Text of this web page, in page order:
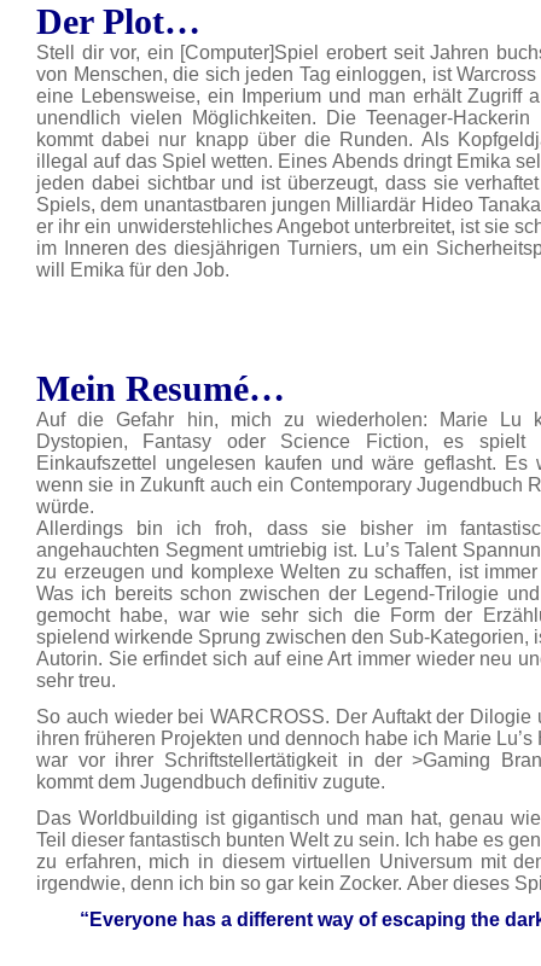
Der Plot…
Stell dir vor, ein [Computer]Spiel erobert seit Jahren
von Menschen, die sich jeden Tag einloggen, ist
eine Lebensweise, ein Imperium und man erhält Zugriff
unendlich vielen Möglichkeiten.
Die Teenager-
kommt dabei nur knapp über die Runden. Als
illegal auf das Spiel wetten. Eines Abends dringt Emika
jeden dabei sichtbar und ist überzeugt, dass sie
Spiels, dem unantastbaren jungen Milliardär Hideo
er ihr ein unwiderstehliches Angebot unterbreitet, ist sie
im Inneren des diesjährigen Turniers, um ein
will Emika für den Job.
Mein Resumé…
Auf die Gefahr hin, mich zu wiederholen: Marie Lu
Dystopien, Fantasy oder Science Fiction, es
Einkaufszettel ungelesen kaufen und wäre geflasht. Es
wenn sie in Zukunft auch ein Contemporary Jugendbuch
würde.
Allerdings bin ich froh, dass sie bisher im
angehauchten Segment umtriebig ist. Lu’s Talent
zu erzeugen und komplexe Welten zu schaffen, ist
Was ich bereits schon zwischen der Legend-Trilogie
gemocht habe, war wie sehr sich die Form der
spielend wirkende Sprung zwischen den Sub-Kategorien,
Autorin. Sie erfindet sich auf eine Art immer wieder neu
sehr treu.
So auch wieder bei WARCROSS. Der Auftakt der Dilogie
ihren früheren Projekten und dennoch habe ich Marie
war vor ihrer Schriftstellertätigkeit in der >Gaming
kommt dem Jugendbuch definitiv zugute.
Das Worldbuilding ist gigantisch und man hat, genau
Teil dieser fantastisch bunten Welt zu sein. Ich habe es
zu erfahren, mich in diesem virtuellen Universum mit
irgendwie, denn ich bin so gar kein Zocker. Aber dieses
“Everyone has a different way of escaping the